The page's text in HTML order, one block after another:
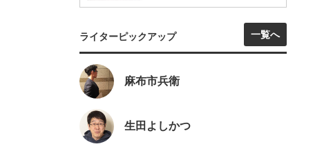
ライターピックアップ 一覧へ
麻布市兵衛
生田よしかつ